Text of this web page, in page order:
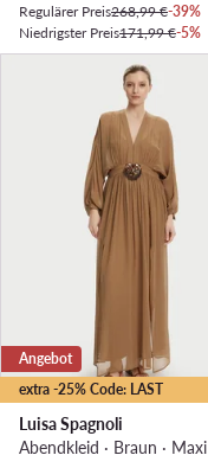
Regulärer Preis268,99 €-39%
Niedrigster Preis171,99 €-5%
extra -25% Code: LAST
Angebot
Luisa Spagnoli
Abendkleid · Braun · Maxi